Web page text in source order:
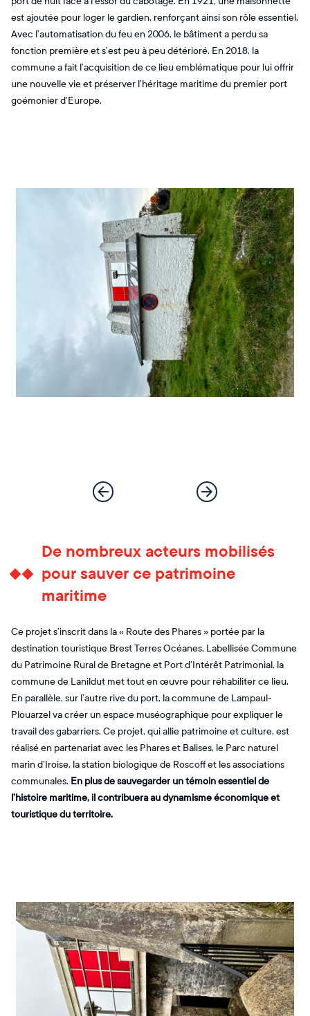
est ajoutée pour loger le gardien, renforçant ainsi son rôle essentiel.
Avec l’automatisation du feu en 2006, le bâtiment a perdu sa
fonction première et s’est peu à peu détérioré. En 2018, la
commune a fait l’acquisition de ce lieu emblématique pour lui offrir
une nouvelle vie et préserver l’héritage maritime du premier port
goémonier d’Europe.
De nombreux acteurs mobilisés
pour sauver ce patrimoine
maritime
Ce projet s’inscrit dans la « Route des Phares » portée par la
destination touristique Brest Terres Océanes. Labellisée Commune
du Patrimoine Rural de Bretagne et Port d’Intérêt Patrimonial, la
commune de Lanildut met tout en œuvre pour réhabiliter ce lieu.
En parallèle, sur l’autre rive du port, la commune de Lampaul-
Plouarzel va créer un espace muséographique pour expliquer le
travail des gabarriers. Ce projet, qui allie patrimoine et culture, est
réalisé en partenariat avec les Phares et Balises, le Parc naturel
marin d’Iroise, la station biologique de Roscoff et les associations
communales. En plus de sauvegarder un témoin essentiel de
l’histoire maritime, il contribuera au dynamisme économique et
touristique du territoire.